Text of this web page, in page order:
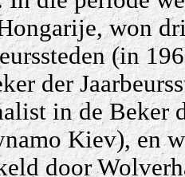
won
(in
der
in de Beker
Kiev), en
door